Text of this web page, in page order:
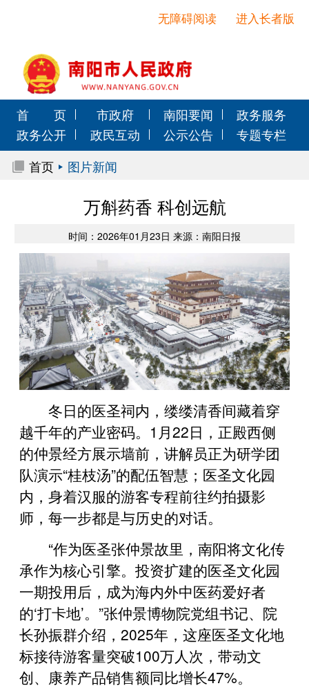
进入长者版
无障碍阅读
首 页 市政府 南阳要闻
政务服务
政务公开
政民互动 公示公告
专题专栏
首页
图片新闻
万斛药香 科创远航
时间：2026年01月23日 来源：南阳日报
冬日的医圣祠内，缕缕清香间藏着穿
越千年的产业密码。1月22日，正殿西侧
的仲景经方展示墙前，讲解员正为研学团
队演示“桂枝汤”的配伍智慧；医圣文化园
内，身着汉服的游客专程前往约拍摄影
师，每一步都是与历史的对话。
“作为医圣张仲景故里，南阳将文化传
承作为核心引擎。投资扩建的医圣文化园
一期投用后，成为海内外中医药爱好者
的‘打卡地’。”张仲景博物院党组书记、院
长孙振群介绍，2025年，这座医圣文化地
标接待游客量突破100万人次，带动文
创、康养产品销售额同比增长47%。